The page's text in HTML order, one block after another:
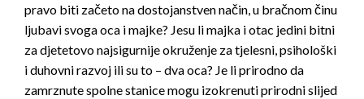
pravo biti začeto na dostojanstven način, u bračnom činu
ljubavi svoga oca i majke? Jesu li majka i otac jedini bitni
za djetetovo najsigurnije okruženje za tjelesni, psihološki
i duhovni razvoj ili su to – dva oca? Je li prirodno da
zamrznute spolne stanice mogu izokrenuti prirodni slijed